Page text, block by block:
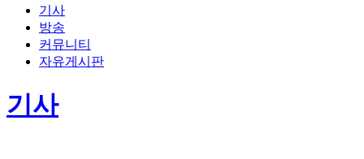
기사
방송
커뮤니티
자유게시판
기사